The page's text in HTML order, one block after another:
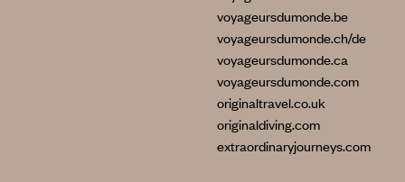
voyageursdumonde.be
voyageursdumonde.ch/de
voyageursdumonde.ca
voyageursdumonde.com
originaltravel.co.uk
originaldiving.com
extraordinaryjourneys.com